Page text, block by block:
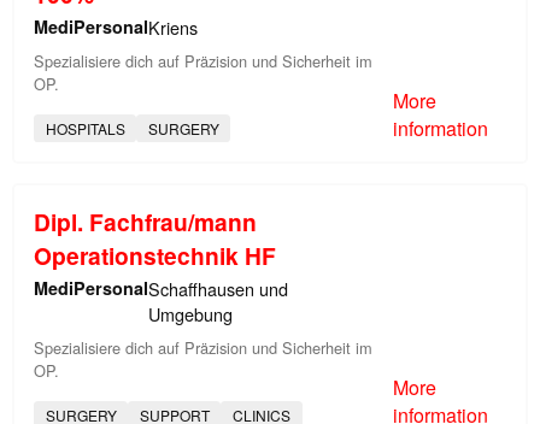
MediPersonalKriens
Spezialisiere dich auf Präzision und Sicherheit im
OP.
HOSPITALS SURGERY
More
information
Dipl. Fachfrau/mann
Operationstechnik HF
MediPersonalSchaffhausen und
Umgebung
Spezialisiere dich auf Präzision und Sicherheit im
OP.
SURGERY SUPPORT CLINICS
More
information